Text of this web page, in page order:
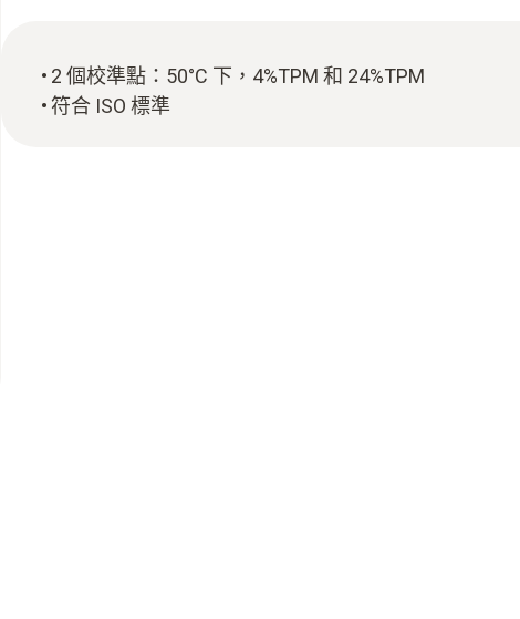
2 個校準點：50°C 下，4%TPM 和 24%TPM
符合 ISO 標準